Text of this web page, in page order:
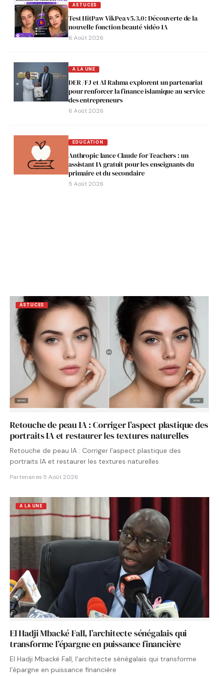
ASTUCES
Test HitPaw VikPea v5.3.0 : Découverte de la
nouvelle fonction beauté vidéo IA
6 Août 2026
A LA UNE
DER /FJ et Al Rahma explorent un partenariat
pour renforcer la finance islamique au service
des entrepreneurs
6 Août 2026
EDUCATION
Anthropic lance Claude for Teachers : un
assistant IA gratuit pour les enseignants du
primaire et du secondaire
5 Août 2026
ASTUCES
Retouche de peau IA : Corriger l’aspect plastique des
portraits IA et restaurer les textures naturelles
Retouche de peau IA : Corriger l'aspect plastique des
portraits IA et restaurer les textures naturelles
Partenaires·5 Août 2026
A LA UNE
El Hadji Mbacké Fall, l’architecte sénégalais qui
transforme l’épargne en puissance financière
El Hadji Mbacké Fall, l’architecte sénégalais qui transforme
l’épargne en puissance financière